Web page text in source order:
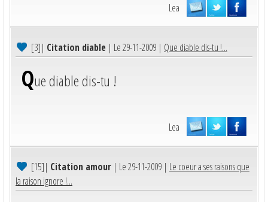
Lea
[3]| Citation diable | Le 29-11-2009 | Que diable dis-tu !...
Que diable dis-tu !
Lea
[15]| Citation amour | Le 29-11-2009 | Le coeur a ses raisons que
la raison ignore !...